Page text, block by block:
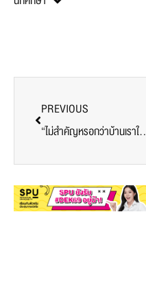
PREVIOUS
“ไม่สำคัญหรอกว่าบ้านเราใหญ่แ